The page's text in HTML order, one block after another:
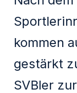
kommen
gestärkt
SVBler